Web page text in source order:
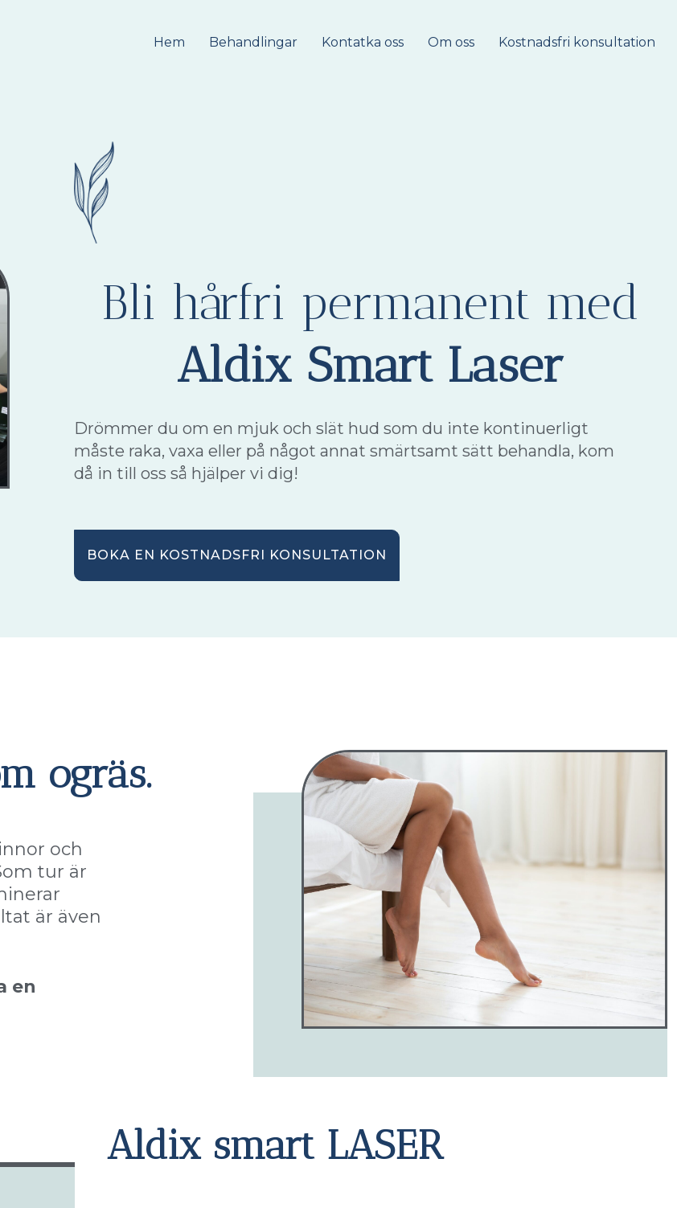
Hem Behandlingar Kontatka oss Om oss Kostnadsfri konsultation
Bli hårfri permanent med
Aldix Smart Laser
Drömmer du om en mjuk och slät hud som du inte kontinuerligt
måste raka, vaxa eller på något annat smärtsamt sätt behandla, kom
då in till oss så hjälper vi dig!
BOKA EN KOSTNADSFRI KONSULTATION
ogräs.
och
tur är
är även
en
Aldix smart LASER